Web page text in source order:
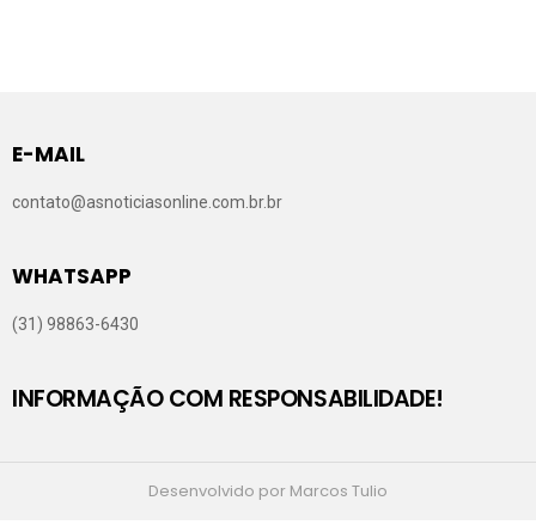
E-MAIL
contato@asnoticiasonline.com.br.br
WHATSAPP
(31) 98863-6430
INFORMAÇÃO COM RESPONSABILIDADE!
Desenvolvido por Marcos Tulio